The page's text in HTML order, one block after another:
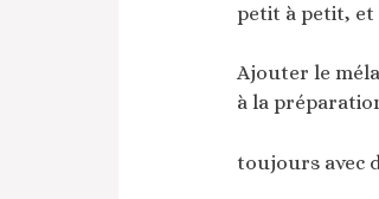
petit à petit, et
Ajouter le
à la
toujours avec